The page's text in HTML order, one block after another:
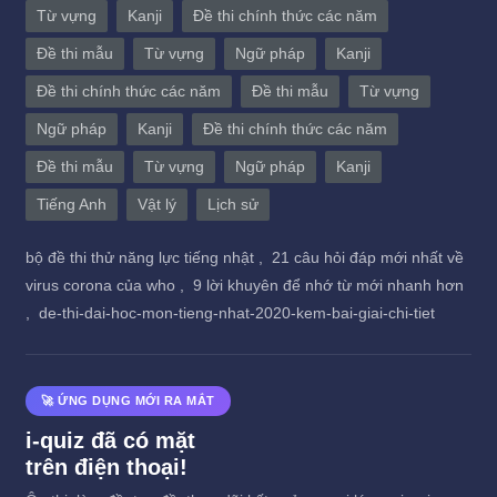
Từ vựng Kanji Đề thi chính thức các năm
Đề thi mẫu Từ vựng Ngữ pháp Kanji
Đề thi chính thức các năm Đề thi mẫu Từ vựng
Ngữ pháp Kanji Đề thi chính thức các năm
Đề thi mẫu Từ vựng Ngữ pháp Kanji
Tiếng Anh Vật lý Lịch sử
bộ đề thi thử năng lực tiếng nhật , 21 câu hỏi đáp mới nhất về
virus corona của who , 9 lời khuyên để nhớ từ mới nhanh hơn
, de-thi-dai-hoc-mon-tieng-nhat-2020-kem-bai-giai-chi-tiet
🚀 ỨNG DỤNG MỚI RA MẮT
i-quiz đã có mặt
trên điện thoại!